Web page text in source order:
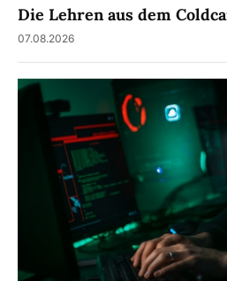
Die Lehren aus dem
07.08.2026